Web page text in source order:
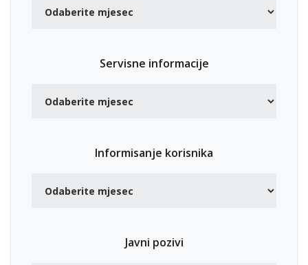
Servisne informacije
Informisanje korisnika
Javni pozivi